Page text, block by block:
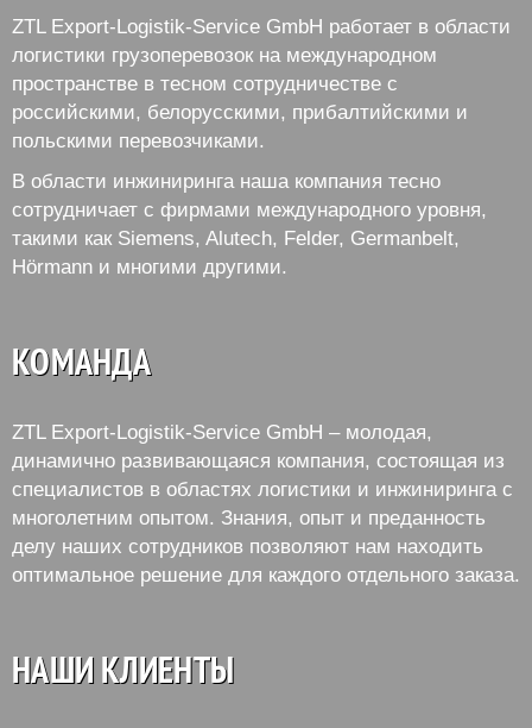
ZTL Export-Logistik-Service GmbH работает в области
логистики грузоперевозок на международном
пространстве в тесном сотрудничестве с
российскими, белорусскими, прибалтийскими и
польскими перевозчиками.
В области инжиниринга наша компания тесно
сотрудничает с фирмами международного уровня,
такими как Siemens, Alutech, Felder, Germanbelt,
Hörmann и многими другими.
КОМАНДА
ZTL Export-Logistik-Service GmbH – молодая,
динамично развивающаяся компания, состоящая из
специалистов в областях логистики и инжиниринга с
многолетним опытом. Знания, опыт и преданность
делу наших сотрудников позволяют нам находить
оптимальное решение для каждого отдельного заказа.
НАШИ КЛИЕНТЫ